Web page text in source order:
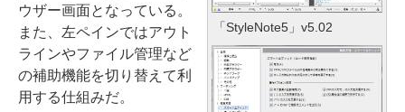
「StyleNote5」v5.02
ウザー画面となっている。
また、左ペインではアウト
ラインやファイル管理など
の補助機能を切り替えて利
用する仕組みだ。